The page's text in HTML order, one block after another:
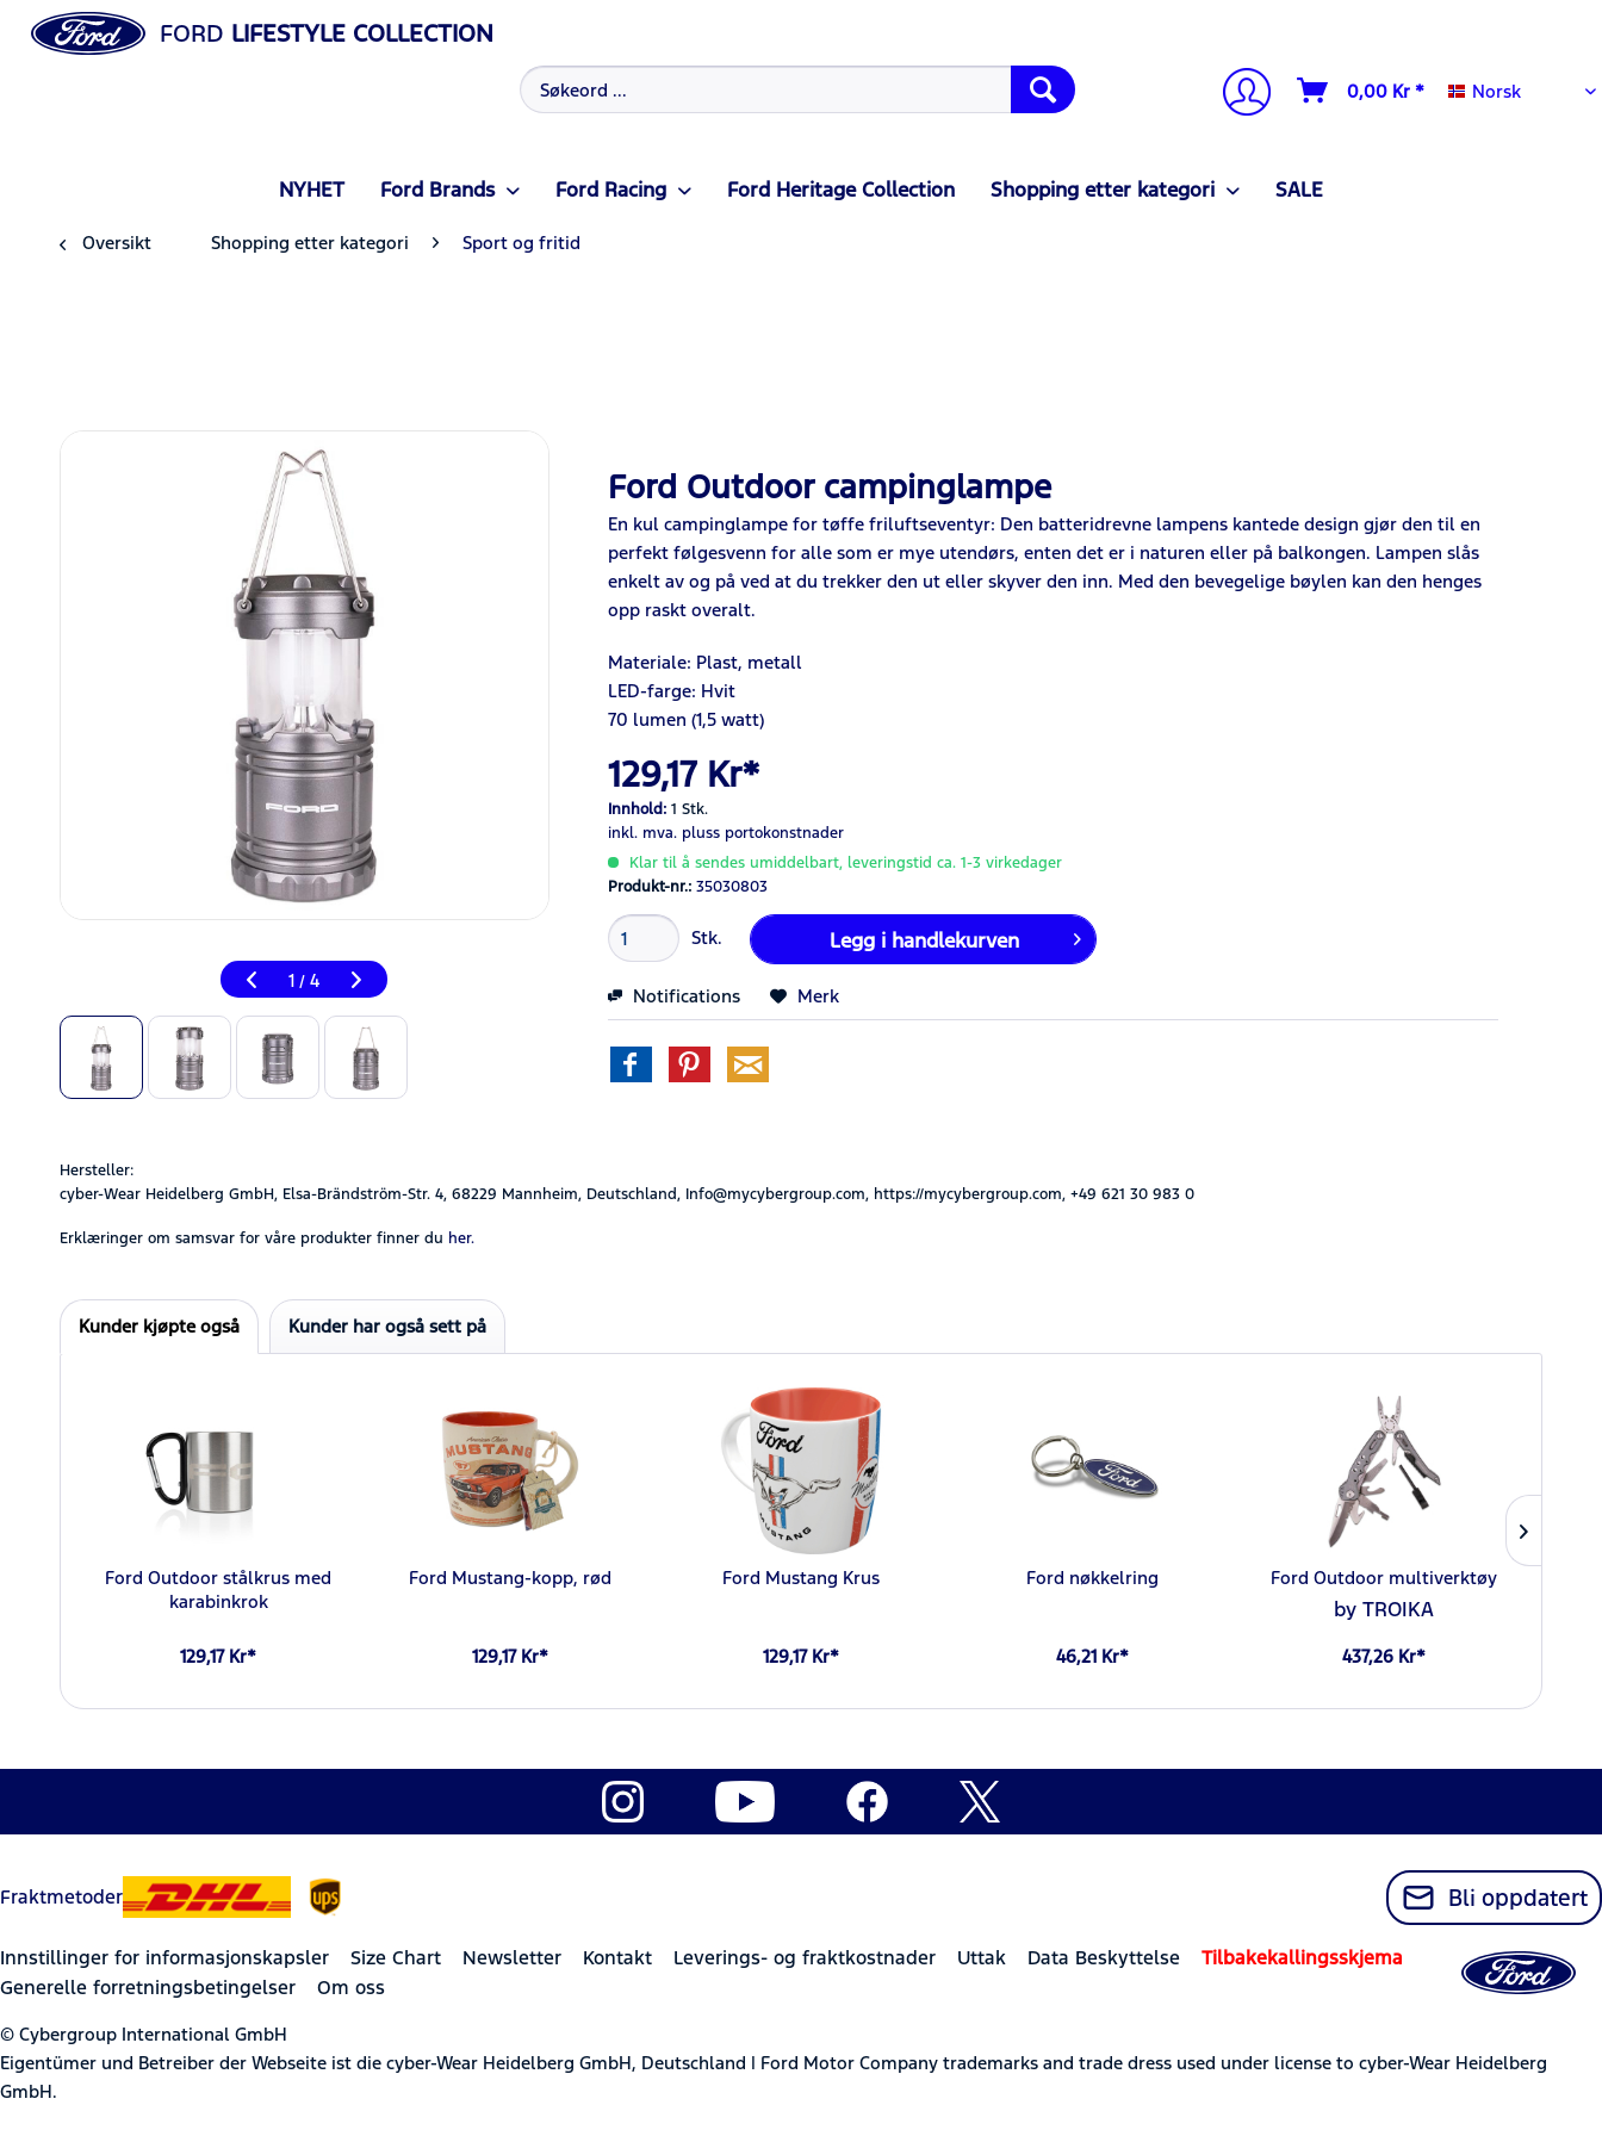
FORD LIFESTYLE COLLECTION
0,00 Kr * Norsk
Norsk
NYHET Ford Brands Ford Racing Ford Heritage Collection Shopping etter kategori SALE
Oversikt Shopping etter kategori Sport og fritid
1 / 4
Ford Outdoor campinglampe
En kul campinglampe for tøffe friluftseventyr: Den batteridrevne lampens kantede design gjør den til en
perfekt følgesvenn for alle som er mye utendørs, enten det er i naturen eller på balkongen. Lampen slås
enkelt av og på ved at du trekker den ut eller skyver den inn. Med den bevegelige bøylen kan den henges
opp raskt overalt.
Materiale: Plast, metall
LED-farge: Hvit
70 lumen (1,5 watt)
129,17 Kr*
Innhold:1 Stk.
inkl. mva. pluss portokonstnader
Klar til å sendes umiddelbart, leveringstid ca. 1-3 virkedager
Produkt-nr.:35030803
Stk. Legg i handlekurven
Notifications Merk
Hersteller:
cyber-Wear Heidelberg GmbH, Elsa-Brändström-Str. 4, 68229 Mannheim, Deutschland, Info@mycybergroup.com, https://mycybergroup.com, +49 621 30 983 0
Erklæringer om samsvar for våre produkter finner du her.
Kunder kjøpte også Kunder har også sett på
Ford Outdoor stålkrus med
karabinkrok
129,17 Kr*
Ford Mustang-kopp, rød
129,17 Kr*
Ford Mustang Krus
129,17 Kr*
Ford nøkkelring
46,21 Kr*
Ford Outdoor multiverktøy
by TROIKA
437,26 Kr*
Fraktmetoder Bli oppdatert
Innstillinger for informasjonskapsler Size Chart Newsletter Kontakt Leverings- og fraktkostnader Uttak Data Beskyttelse
Tilbakekallingsskjema
Generelle forretningsbetingelser
Om oss
© Cybergroup International GmbH
Eigentümer und Betreiber der Webseite ist die cyber-Wear Heidelberg GmbH, Deutschland | Ford Motor Company trademarks and trade dress used under license to cyber-Wear Heidelberg
GmbH.